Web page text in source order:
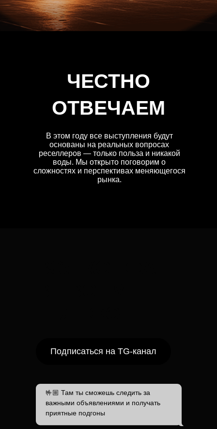
ЧЕСТНО
ОТВЕЧАЕМ
В этом году все выступления будут
основаны на реальных вопросах
реселлеров — только польза и никакой
воды. Мы открыто поговорим о
сложностях и перспективах меняющегося
рынка.
Подписаться на TG-канал
🤟🏼 Там ты сможешь следить за
важными объявлениями и получать
приятные подгоны